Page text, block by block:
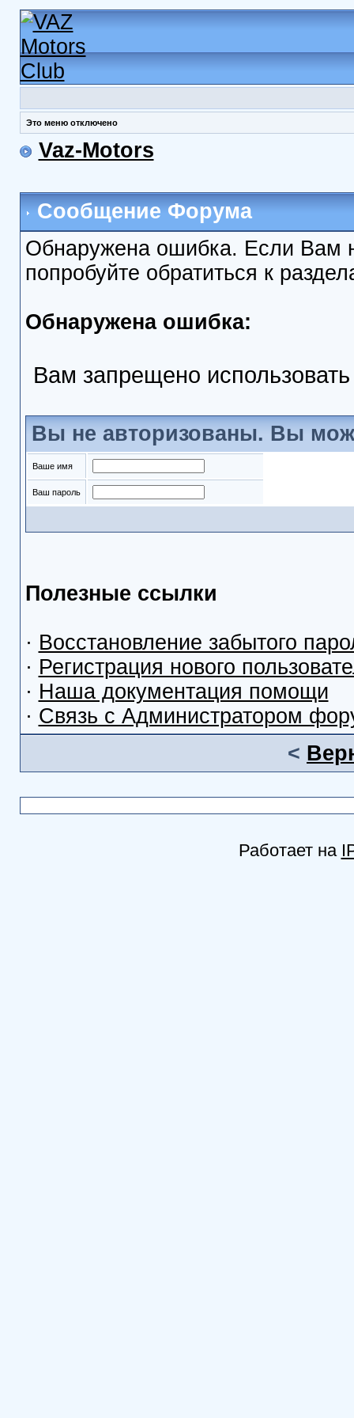
Это меню отключено
Vaz-Motors
Сообщение Форума
Обнаружена ошибка. Если Вам
попробуйте обратиться к
Обнаружена ошибка:
Вам запрещено
Вы не авторизованы. Вы
Ваше имя
Ваш пароль
Полезные ссылки
· Восстановление забытого
· Регистрация нового
· Наша документация помощи
· Связь с Администратором
<
Работает на